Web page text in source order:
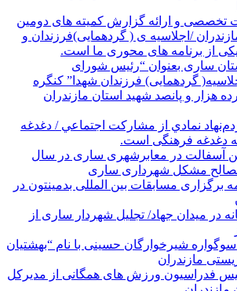
تخصصی و ارائه گزارش کمیته های دومین
/اجلاسیه ی ( گردهمایی)فرزندان و
از برنامه های محوری ما است.
ساری بعنوان “رئیس شورای
گردهمایی) فرزندان شهدا” کنگره
هزار و پانصد شهید استان مازندران
نمادي از مشاركت اجتماعي / دغدغه
دغدغه فرهنگی است.
هزار تن آسفالت در معابرشهری ساری در سال
برگزاری مسابقات بین المللی بدمینتون در
در میدان جهاد/ تجلیل شهردار ساری از
شیرخوارگان حسینی با نام “بهشتیان
مازندران
فدراسیون ورزش های همگانی از مدیرکل